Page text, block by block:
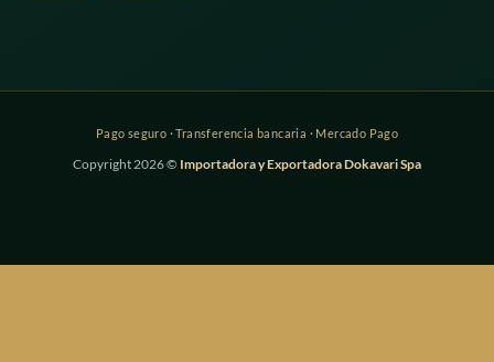
Copyright 2026 © Importadora y Exportadora Dokavari Spa